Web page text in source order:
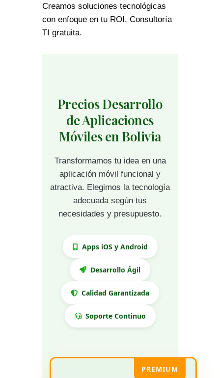
Creamos soluciones tecnológicas
con enfoque en tu ROI. Consultoría
TI gratuita.
Precios Desarrollo
de Aplicaciones
Móviles en Bolivia
Transformamos tu idea en una
aplicación móvil funcional y
atractiva. Elegimos la tecnología
adecuada según tus
necesidades y presupuesto.
Apps iOS y Android
Desarrollo Ágil
Calidad Garantizada
Soporte Continuo
PREMIUM